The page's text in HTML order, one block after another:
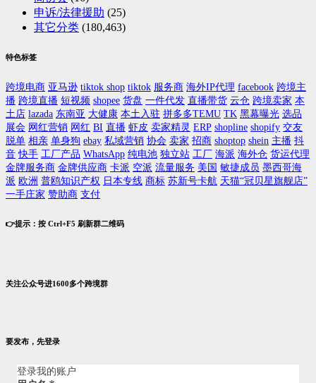
申诉/法律援助 (25)
其它分类 (180,463)
特色标签
跨境电商 亚马逊 tiktok shop tiktok 服务商 海外IP代理 facebook 跨境主
播 跨境直播 短视频 shopee 货盘 一件代发 直播带货 云仓 跨境卖家 本
土店 lazada 东南亚 大健康 本土入驻 拼多多TEMU TK 黑幕曝光 选品
展会 网红营销 网红 BI 直播 虾皮 卖家精灵 ERP shopline shopify 交友
脱单 相亲 单身狗 ebay 私域营销 协会 卖家 招商 shoptop shein 主播 抖
音 快手 工厂产品 WhatsApp 纯电池 独立站 工厂 海派 海外仓 货运代理
金牌服务商 金牌供应商 卡派 空派 流量服务 美国 敏捷成员 墨西哥海
派 欧洲 普鸥知识产权 日本专线 商标 苏新号卡航 天猫“冠贝星旗舰店”
一手庄家 赞助商 支付
👉提示：按 Ctrl+F5 刷新群二维码
关注公众号进1600多个跨境群
要发布，先登录
登录我的账户